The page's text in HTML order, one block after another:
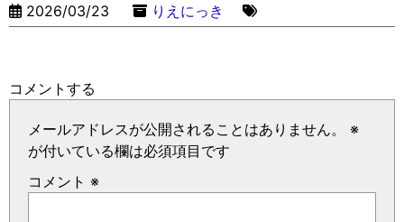
2026/03/23 りえにっき
コメントする
メールアドレスが公開されることはありません。
※
が付いている欄は必須項目です
コメント ※